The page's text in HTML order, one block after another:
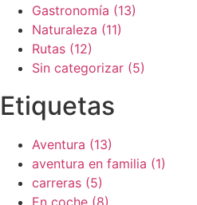
Gastronomía (13)
Naturaleza (11)
Rutas (12)
Sin categorizar (5)
Etiquetas
Aventura (13)
aventura en familia (1)
carreras (5)
En coche (8)